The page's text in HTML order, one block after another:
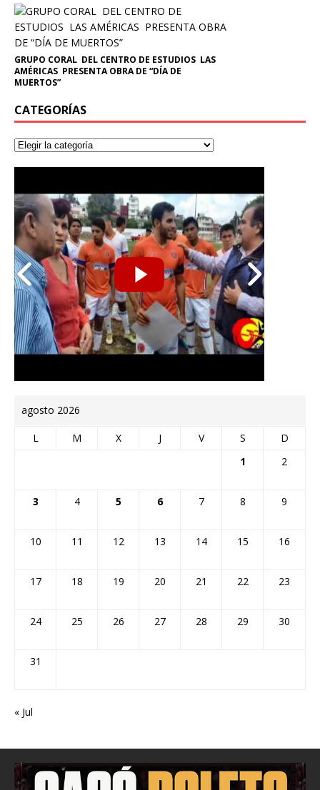
GRUPO CORAL DEL CENTRO DE ESTUDIOS LAS
AMÉRICAS PRESENTA OBRA DE “DÍA DE
MUERTOS”
CATEGORÍAS
agosto 2026
L M X J V S
D
1
2
3 4 5 6 7 8 9
10 11 12 13 14 15 16
17 18 19 20 21 22 23
24 25 26 27 28 29 30
31
« Jul